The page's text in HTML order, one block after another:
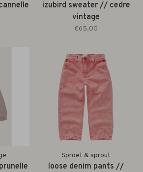
izubird sweater // cedre
vintage
€65,00
Sproet & sprout
loose denim pants //